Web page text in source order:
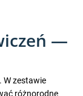
—
W zestawie
różnorodne